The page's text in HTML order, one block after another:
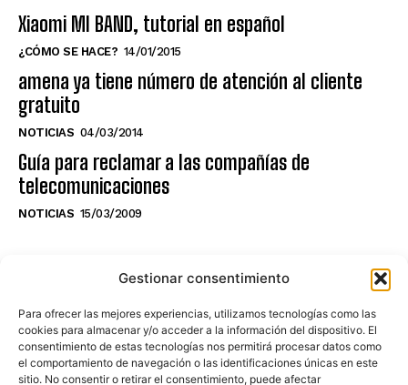
Gestionar consentimiento
Para ofrecer las mejores experiencias, utilizamos tecnologías como las
cookies para almacenar y/o acceder a la información del dispositivo. El
consentimiento de estas tecnologías nos permitirá procesar datos como
el comportamiento de navegación o las identificaciones únicas en este
sitio. No consentir o retirar el consentimiento, puede afectar
Xiaomi MI BAND, tutorial en español
¿CÓMO SE HACE? 14/01/2015
amena ya tiene número de atención al cliente
gratuito
NOTICIAS 04/03/2014
Guía para reclamar a las compañías de
telecomunicaciones
NOTICIAS 15/03/2009
NO TE PIERDAS LO ÚLTIMO DEL CANAL
Haz clic en «Estoy de acuerdo» para
activar Youtube